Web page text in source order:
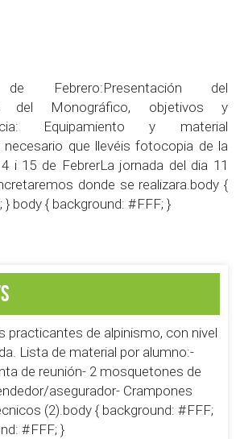
de Febrero:Presentación del
del Monográfico, objetivos y
Equipamiento y material
que llevéis fotocopia de la
i 15 de FebrerLa jornada del dia 11
donde se realizara.body {
body { background: #FFF; }
practicantes de alpinismo, con nivel
Lista de material por alumno:-
de reunión- 2 mosquetones de
asegurador- Crampones
(2).body { background: #FFF;
#FFF; }